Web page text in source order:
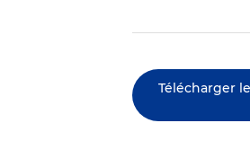
Télécharger